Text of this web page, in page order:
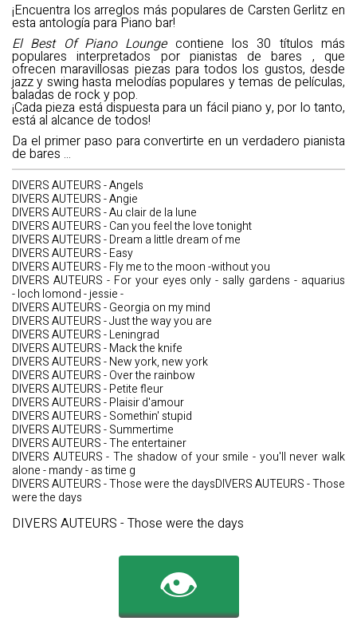
¡Encuentra los arreglos más populares de Carsten Gerlitz en
esta antología para Piano bar!
El Best Of Piano Loungecontiene los 30 títulos más
popularesinterpretados por pianistas de bares , que
ofrecen maravillosas piezas para todos los gustos, desde
jazz y swing hasta melodías populares y temas de películas,
baladas de rock y pop.
¡Cada pieza está dispuesta para un fácil piano y, por lo tanto,
está al alcance de todos!
Da el primer paso para convertirte en un verdadero pianista
de bares ...
DIVERS AUTEURS - Angels
DIVERS AUTEURS - Angie
DIVERS AUTEURS - Au clair de la lune
DIVERS AUTEURS - Can you feel the love tonight
DIVERS AUTEURS - Dream a little dream of me
DIVERS AUTEURS - Easy
DIVERS AUTEURS - Fly me to the moon -without you
DIVERS AUTEURS - For your eyes only - sally gardens - aquarius
- loch lomond - jessie -
DIVERS AUTEURS - Georgia on my mind
DIVERS AUTEURS - Just the way you are
DIVERS AUTEURS - Leningrad
DIVERS AUTEURS - Mack the knife
DIVERS AUTEURS - New york, new york
DIVERS AUTEURS - Over the rainbow
DIVERS AUTEURS - Petite fleur
DIVERS AUTEURS - Plaisir d'amour
DIVERS AUTEURS - Somethin' stupid
DIVERS AUTEURS - Summertime
DIVERS AUTEURS - The entertainer
DIVERS AUTEURS - The shadow of your smile - you'll never walk
alone - mandy - as time g
DIVERS AUTEURS - Those were the daysDIVERS AUTEURS - Those
were the days
DIVERS AUTEURS - Those were the days
👁️